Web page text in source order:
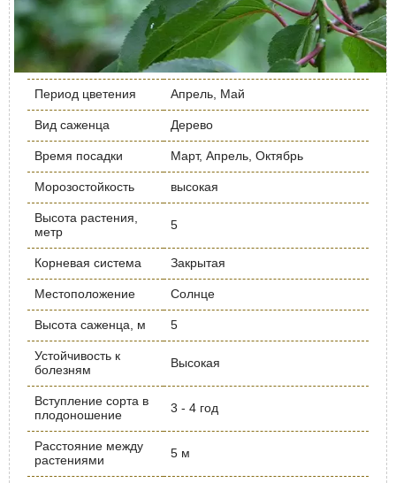
Урожайность кг/
до 30
Срок созревания Поздний
Период цветения Апрель, Май
Вид саженца Дерево
Время посадки Март, Апрель, Октябрь
Морозостойкость высокая
Высота растения,
метр
5
Корневая система Закрытая
Местоположение Солнце
Высота саженца, м 5
Устойчивость к
болезням
Высокая
Вступление сорта в
плодоношение
3 - 4 год
Расстояние между
растениями
5 м